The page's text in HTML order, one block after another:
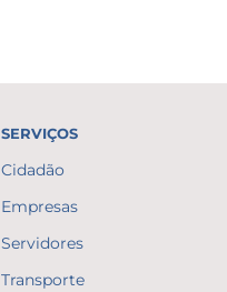
SERVIÇOS
Cidadão
Empresas
Servidores
Transporte